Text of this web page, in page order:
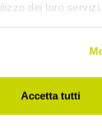
dei loro servizi.
Accetta tutti
design
€ 346,40